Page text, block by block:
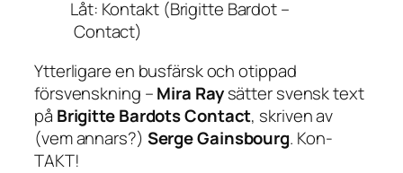
Låt: Kontakt (Brigitte Bardot –
Contact)
Ytterligare en busfärsk och otippad
försvenskning –Mira Raysätter svensk text
på Brigitte BardotsContact, skriven av
(vem annars?) Serge Gainsbourg. Kon-
TAKT!